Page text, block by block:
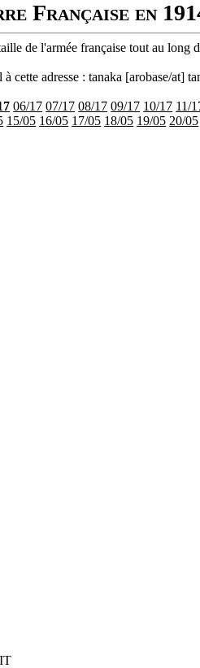
Française en
de l'armée française tout au long
cette adresse : tanaka [arobase/at]
06/17 07/17 08/17 09/17 10/17 11/
15/05 16/05 17/05 18/05 19/05 20/05